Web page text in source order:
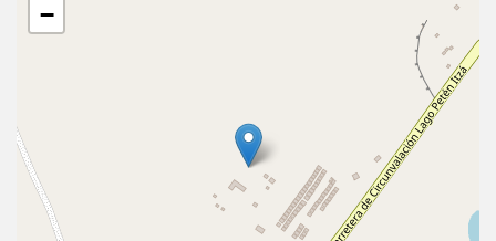
−